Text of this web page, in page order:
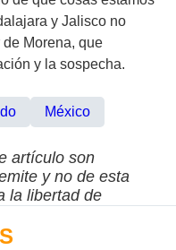
y Jalisco no
Morena, que
y la sospecha.
México
artículo son
y no de esta
la libertad de